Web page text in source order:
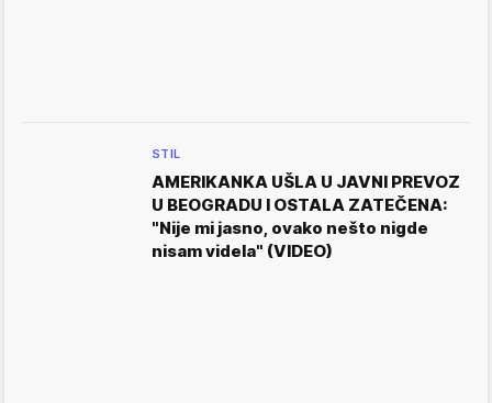
STIL
AMERIKANKA UŠLA U JAVNI PREVOZ
U BEOGRADU I OSTALA ZATEČENA:
"Nije mi jasno, ovako nešto nigde
nisam videla" (VIDEO)